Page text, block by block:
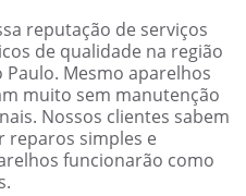
reputação de serviços
de qualidade na região
Paulo. Mesmo aparelhos
muito sem manutenção
Nossos clientes sabem
reparos simples e
funcionarão como